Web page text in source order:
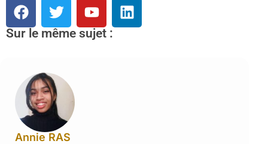
Sur le même sujet :
Annie RAS